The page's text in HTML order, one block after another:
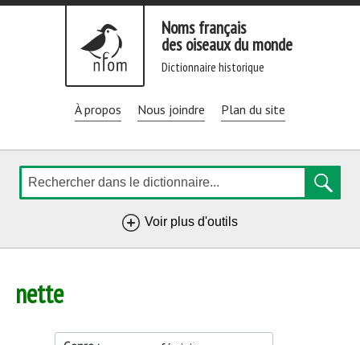
Aller
Noms français
des oiseaux du monde
dictionnaire historique
À propos Nous joindre Plan du site
Rechercher
Voir plus d'outilsde
nette